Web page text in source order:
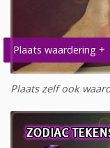
Plaats waardering +
Plaats zelf ook